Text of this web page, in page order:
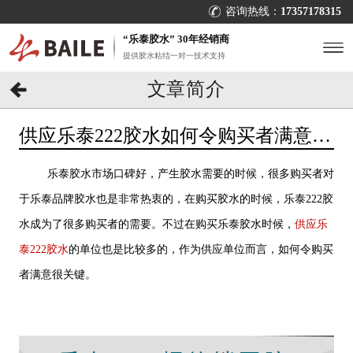
咨询热线： 17357178315
“乐泰胶水” 30年经销商
提供胶水粘结一对一技术支持
文章简介
供应乐泰222胶水如何令购买者满意？
乐泰胶水市场口碑好，产生胶水需要的时候，很多购买者对
于乐泰品牌胶水也是非常热衷的，在购买胶水的时候，乐泰222胶
水成为了很多购买者的需要。不过在购买乐泰胶水时候， 供应乐
泰222胶水的单位也是比较多的，作为供应单位而言，如何令购买
者满意很关键。